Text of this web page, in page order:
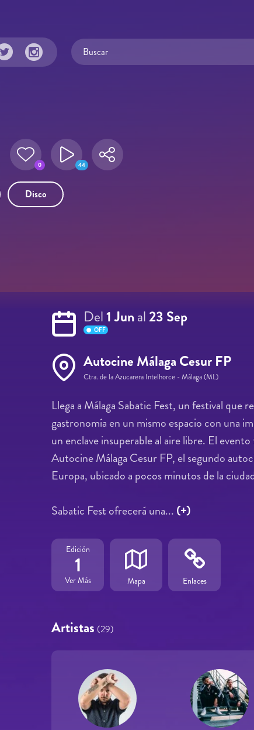
0 44
Disco
Del1 Junal23 Sep
OFF
Autocine Málaga Cesur FP
Ctra. de la Azucarera Intelhorce - Málaga (ML)
Llega a Málaga Sabatic Fest, un festival que
gastronomía en un mismo espacio con una
un enclave insuperable al aire libre. El
Autocine Málaga Cesur FP, el segundo
Europa, ubicado a pocos minutos de la
Sabatic Fest ofrecerá una... (+)
Edición
1
Ver Más Mapa Enlaces
Artistas (29)